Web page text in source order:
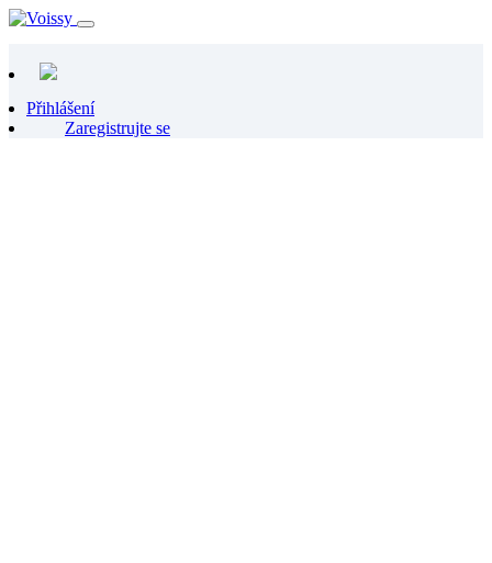
Přihlášení
Zaregistrujte se